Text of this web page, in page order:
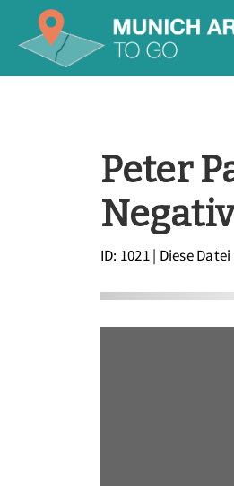
Peter
ID: 1021| Diese